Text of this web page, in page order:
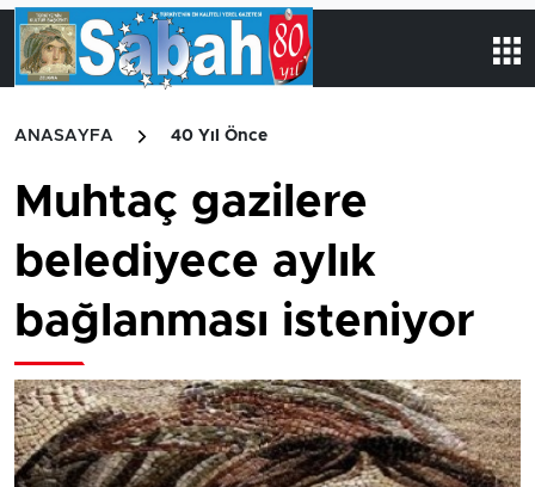
ANASAYFA 40 Yıl Önce
Muhtaç gazilere
belediyece aylık
bağlanması isteniyor